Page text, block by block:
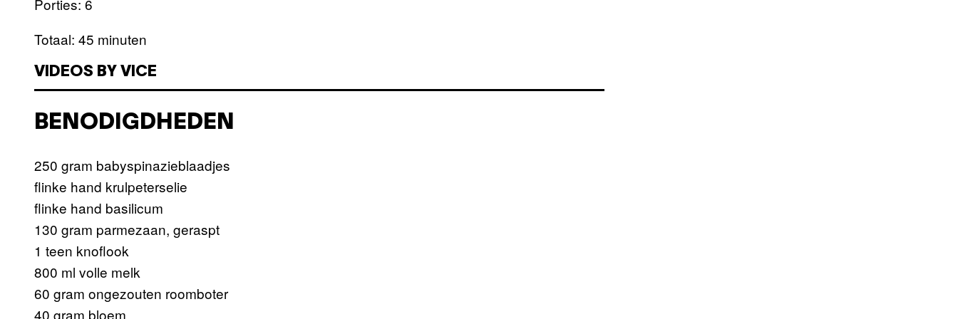
Porties: 6
Totaal: 45 minuten
VIDEOS BY VICE
BENODIGDHEDEN
250 gram babyspinazieblaadjes
flinke hand krulpeterselie
flinke hand basilicum
130 gram parmezaan, geraspt
1 teen knoflook
800 ml volle melk
60 gram ongezouten roomboter
40 gram bloem